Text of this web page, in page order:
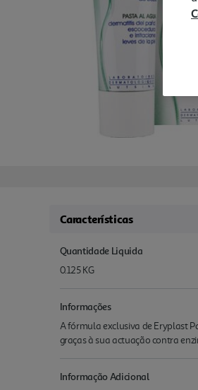
Características
Quantidade Liquida
0.125 KG
Informações
A fórmula exclusiva de Eryplast
graças à sua actuação contra
Informação Adicional